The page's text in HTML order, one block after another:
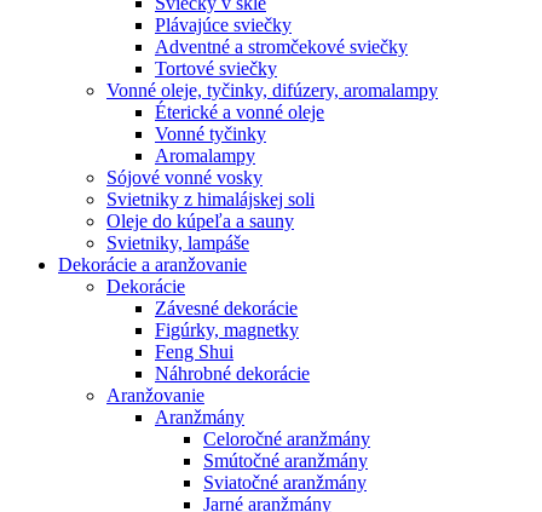
Plávajúce sviečky
Adventné a stromčekové sviečky
Tortové sviečky
Vonné oleje, tyčinky, difúzery, aromalampy
Éterické a vonné oleje
Vonné tyčinky
Aromalampy
Sójové vonné vosky
Svietniky z himalájskej soli
Oleje do kúpeľa a sauny
Svietniky, lampáše
Dekorácie a aranžovanie
Dekorácie
Závesné dekorácie
Figúrky, magnetky
Feng Shui
Náhrobné dekorácie
Aranžovanie
Aranžmány
Celoročné aranžmány
Smútočné aranžmány
Sviatočné aranžmány
Jarné aranžmány